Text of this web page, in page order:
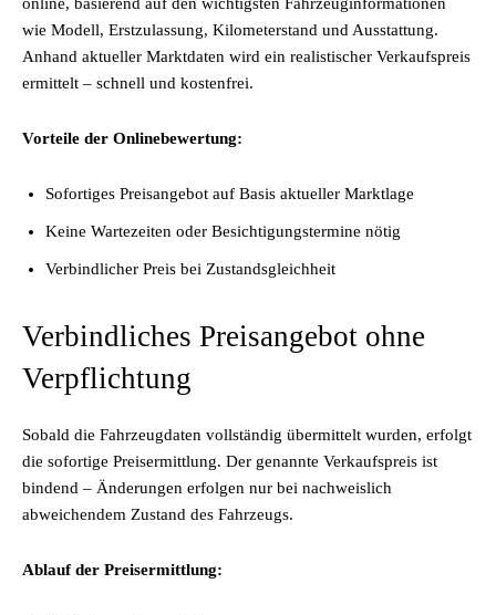
wie Modell, Erstzulassung, Kilometerstand und Ausstattung.
Anhand aktueller Marktdaten wird ein realistischer Verkaufspreis
ermittelt – schnell und kostenfrei.
Vorteile der Onlinebewertung:
Sofortiges Preisangebot auf Basis aktueller Marktlage
Keine Wartezeiten oder Besichtigungstermine nötig
Verbindlicher Preis bei Zustandsgleichheit
Verbindliches Preisangebot ohne
Verpflichtung
Sobald die Fahrzeugdaten vollständig übermittelt wurden, erfolgt
die sofortige Preisermittlung. Der genannte Verkaufspreis ist
bindend – Änderungen erfolgen nur bei nachweislich
abweichendem Zustand des Fahrzeugs.
Ablauf der Preisermittlung: